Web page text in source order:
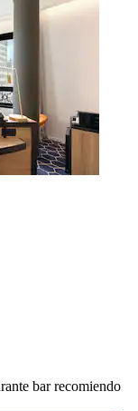
bar recomiendo